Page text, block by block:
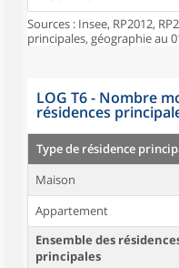
Sources : Insee, RP2012,
principales, géographie au
LOG T6 - Nombre
résidences
Type de résidence
Maison
Appartement
Ensemble des
principales